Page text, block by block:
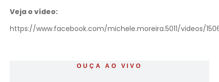
Veja o vídeo:
https://www.facebook.com/michele.moreira.5011/videos/
OUÇA AO VIVO